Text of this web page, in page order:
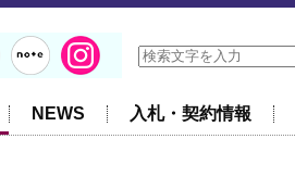
NEWS 入札・契約情報